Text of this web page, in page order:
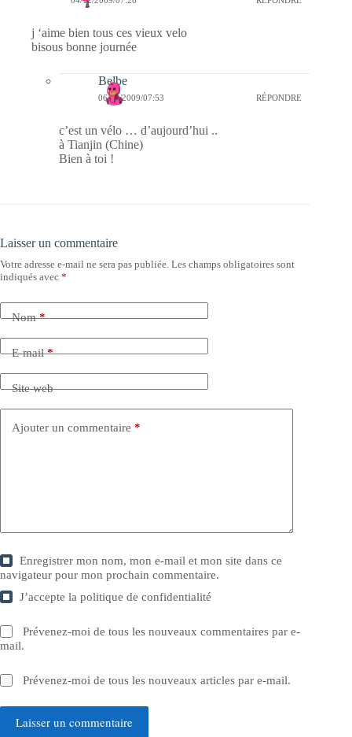
j ‘aime bien tous ces vieux velo
bisous bonne journée
Belbe
06/12/2009/07:53 RÉPONDRE
c’est un vélo … d’aujourd’hui ..
à Tianjin (Chine)
Bien à toi !
Laisser un commentaire
Votre adresse e-mail ne sera pas publiée. Les champs obligatoires sont
indiqués avec *
Nom*
E-mail*
Site web
Ajouter un commentaire *
Enregistrer mon nom, mon e-mail et mon site dans ce
navigateur pour mon prochain commentaire.
J’accepte lapolitique de confidentialité
Prévenez-moi de tous les nouveaux commentaires par e-
mail.
Prévenez-moi de tous les nouveaux articles par e-mail.
Laisser un commentaire